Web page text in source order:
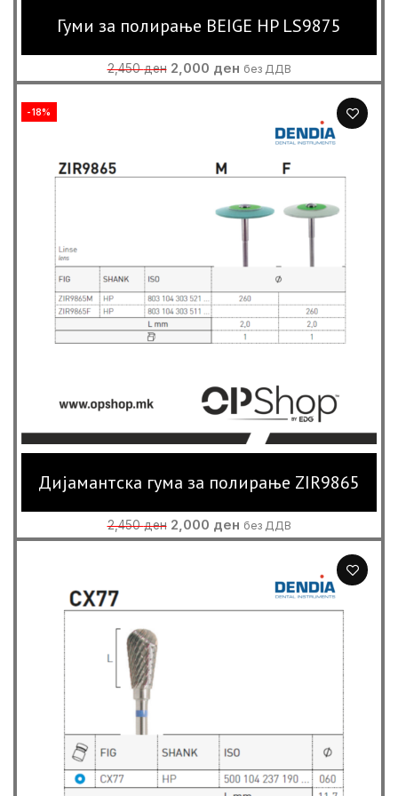
Гуми за полирање BEIGE HP LS9875
2,450ден Original
price
2,000 денCurrent
price
без ДДВ
-18%
Дијамантскa гума за полирање ZIR9865
2,450ден Original
price
2,000 денCurrent
price
без ДДВ